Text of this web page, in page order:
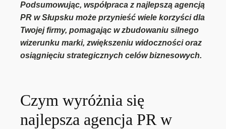
Podsumowując, współpraca z najlepszą agencją
PR w Słupsku może przynieść wiele korzyści dla
Twojej firmy, pomagając w zbudowaniu silnego
wizerunku marki, zwiększeniu widoczności oraz
osiągnięciu strategicznych celów biznesowych.
Czym wyróżnia się
najlepsza agencja PR w